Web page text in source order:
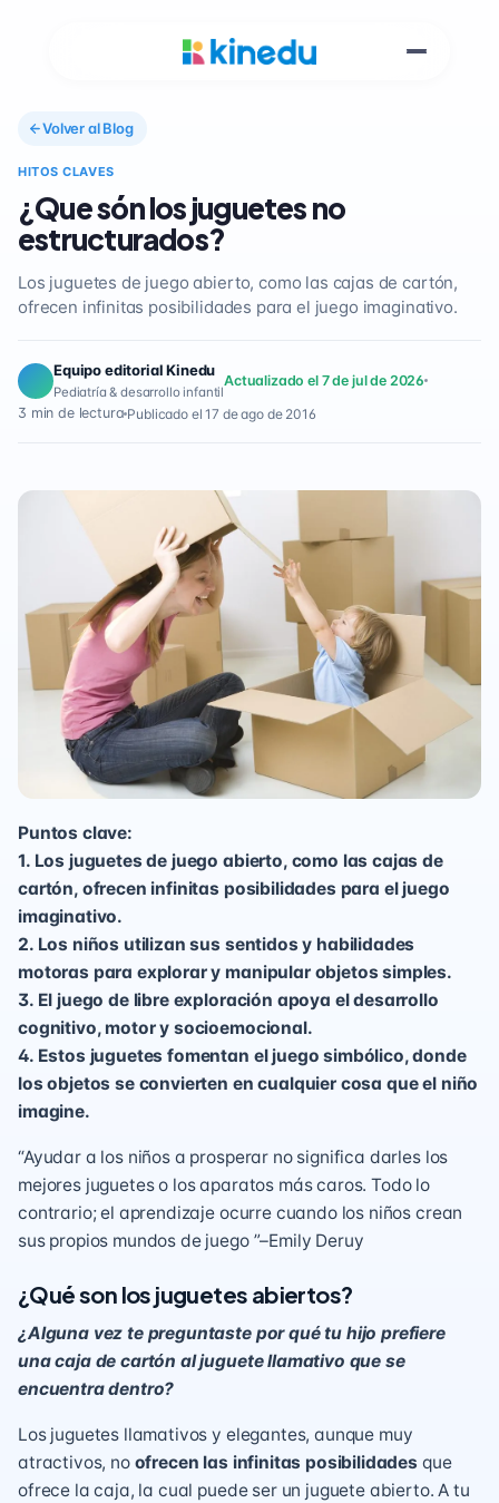
Volver al Blog
HITOS CLAVES
¿Que són los juguetes no
estructurados?
Los juguetes de juego abierto, como las cajas de cartón,
ofrecen infinitas posibilidades para el juego imaginativo.
Equipo editorial Kinedu
Pediatría & desarrollo infantil
Actualizado el 7 de jul de 2026
3 min de lectura Publicado el 17 de ago de 2016
Puntos clave:
1. Los juguetes de juego abierto, como las cajas de
cartón, ofrecen infinitas posibilidades para el juego
imaginativo.
2. Los niños utilizan sus sentidos y habilidades
motoras para explorar y manipular objetos simples.
3. El juego de libre exploración apoya el desarrollo
cognitivo, motor y socioemocional.
4. Estos juguetes fomentan el juego simbólico, donde
los objetos se convierten en cualquier cosa que el niño
imagine.
“Ayudar a los niños a prosperar no significa darles los
mejores juguetes o los aparatos más caros. Todo lo
contrario; el aprendizaje ocurre cuando los niños crean
sus propios mundos de juego ”–Emily Deruy
¿Qué son los juguetes abiertos?
¿Alguna vez te preguntaste por qué tu hijo prefiere
una caja de cartón al juguete llamativo que se
encuentra dentro?
Los juguetes llamativos y elegantes, aunque muy
atractivos, no ofrecen las infinitas posibilidades que
ofrece la caja, la cual puede ser un juguete abierto. A tu